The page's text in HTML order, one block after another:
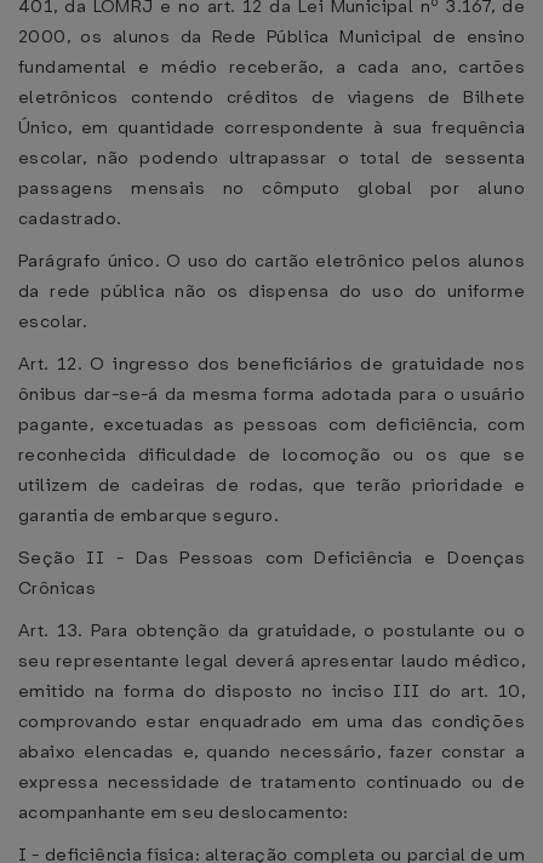
401, da LOMRJ e no art. 12 da Lei Municipal nº 3.167, de
2000, os alunos da Rede Pública Municipal de ensino
fundamental e médio receberão, a cada ano, cartões
eletrônicos contendo créditos de viagens de Bilhete
Único, em quantidade correspondente à sua frequência
escolar, não podendo ultrapassar o total de sessenta
passagens mensais no cômputo global por aluno
cadastrado.
Parágrafo único. O uso do cartão eletrônico pelos alunos
da rede pública não os dispensa do uso do uniforme
escolar.
Art. 12. O ingresso dos beneficiários de gratuidade nos
ônibus dar-se-á da mesma forma adotada para o usuário
pagante, excetuadas as pessoas com deficiência, com
reconhecida dificuldade de locomoção ou os que se
utilizem de cadeiras de rodas, que terão prioridade e
garantia de embarque seguro.
Seção II - Das Pessoas com Deficiência e Doenças
Crônicas
Art. 13. Para obtenção da gratuidade, o postulante ou o
seu representante legal deverá apresentar laudo médico,
emitido na forma do disposto no inciso III do art. 10,
comprovando estar enquadrado em uma das condições
abaixo elencadas e, quando necessário, fazer constar a
expressa necessidade de tratamento continuado ou de
acompanhante em seu deslocamento:
I - deficiência física: alteração completa ou parcial de um